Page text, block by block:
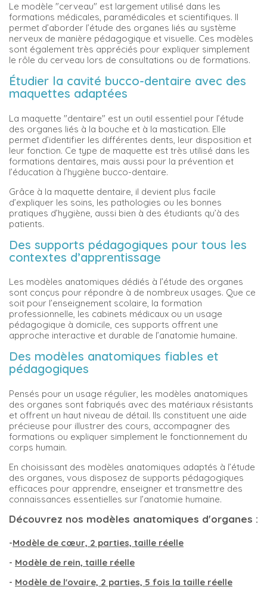
Le modèle "cerveau" est largement utilisé dans les
formations médicales, paramédicales et scientifiques. Il
permet d’aborder l’étude des organes liés au système
nerveux de manière pédagogique et visuelle. Ces modèles
sont également très appréciés pour expliquer simplement
le rôle du cerveau lors de consultations ou de formations.
Étudier la cavité bucco-dentaire avec des
maquettes adaptées
La maquette "dentaire" est un outil essentiel pour l’étude
des organes liés à la bouche et à la mastication. Elle
permet d’identifier les différentes dents, leur disposition et
leur fonction. Ce type de maquette est très utilisé dans les
formations dentaires, mais aussi pour la prévention et
l’éducation à l’hygiène bucco-dentaire.
Grâce à la maquette dentaire, il devient plus facile
d’expliquer les soins, les pathologies ou les bonnes
pratiques d’hygiène, aussi bien à des étudiants qu’à des
patients.
Des supports pédagogiques pour tous les
contextes d’apprentissage
Les modèles anatomiques dédiés à l’étude des organes
sont conçus pour répondre à de nombreux usages. Que ce
soit pour l’enseignement scolaire, la formation
professionnelle, les cabinets médicaux ou un usage
pédagogique à domicile, ces supports offrent une
approche interactive et durable de l’anatomie humaine.
Des modèles anatomiques fiables et
pédagogiques
Pensés pour un usage régulier, les modèles anatomiques
des organes sont fabriqués avec des matériaux résistants
et offrent un haut niveau de détail. Ils constituent une aide
précieuse pour illustrer des cours, accompagner des
formations ou expliquer simplement le fonctionnement du
corps humain.
En choisissant des modèles anatomiques adaptés à l’étude
des organes, vous disposez de supports pédagogiques
efficaces pour apprendre, enseigner et transmettre des
connaissances essentielles sur l’anatomie humaine.
Découvrez nos modèles anatomiques d'organes :
-Modèle de cœur, 2 parties, taille réelle
- Modèle de rein, taille réelle
- Modèle de l'ovaire, 2 parties, 5 fois la taille réelle